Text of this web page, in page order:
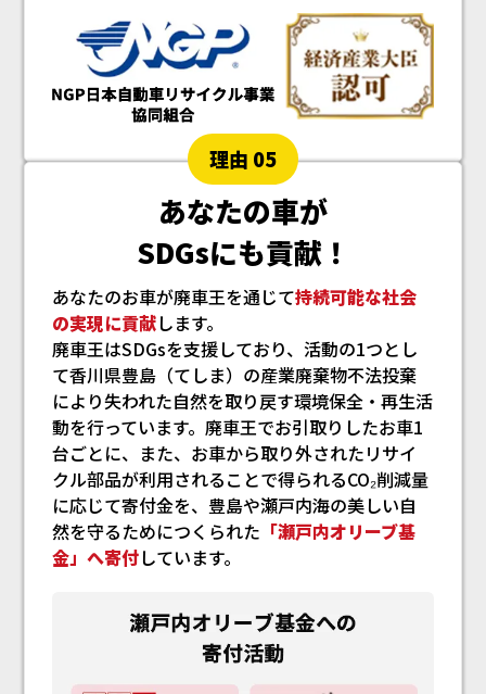
理由 05
あなたの車が
SDGsにも貢献！
あなたのお車が廃車王を通じて持続可能な社会
の実現に貢献します。
廃車王はSDGsを支援しており、活動の1つとし
て香川県豊島（てしま）の産業廃棄物不法投棄
により失われた自然を取り戻す環境保全・再生活
動を行っています。廃車王でお引取りしたお車1
台ごとに、また、お車から取り外されたリサイ
クル部品が利用されることで得られるCO₂削減量
に応じて寄付金を、豊島や瀬戸内海の美しい自
然を守るためにつくられた 「瀬戸内オリーブ基
金」へ寄付しています。